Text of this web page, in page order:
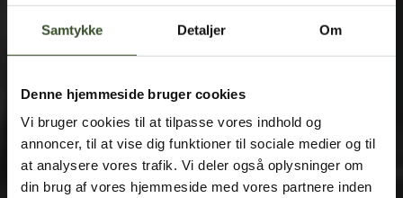
Samtykke Detaljer Om
Denne hjemmeside bruger cookies
Vi bruger cookies til at tilpasse vores indhold og
annoncer, til at vise dig funktioner til sociale medier og til
at analysere vores trafik. Vi deler også oplysninger om
din brug af vores hjemmeside med vores partnere inden
Få et tilbud
Vi vender tilbage hurtigst muligt.